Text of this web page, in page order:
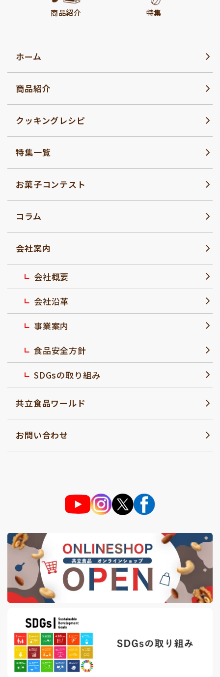
商品紹介
特集
ホーム
商品紹介
クッキングレシピ
特集一覧
お菓子コンテスト
コラム
会社案内
会社概要
会社沿革
事業案内
食品安全方針
SDGsの取り組み
共立食品ワールド
お問い合わせ